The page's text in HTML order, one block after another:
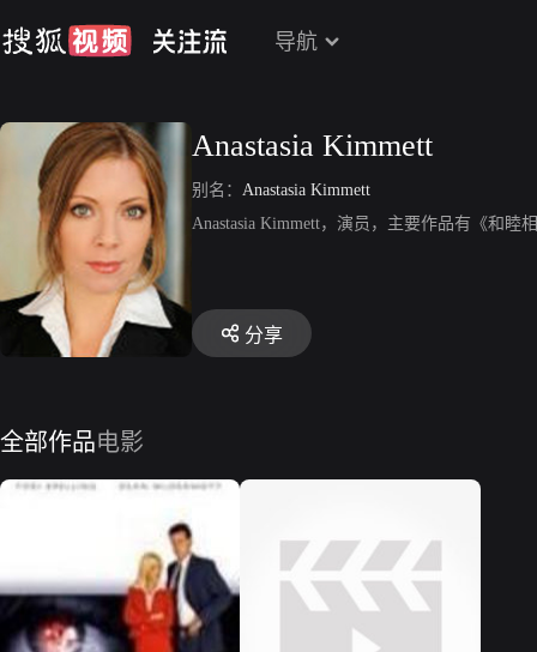
导航
Anastasia Kimmett
别名： Anastasia Kimmett
Anastasia Kimmett，演员，主要作品有《和
分享
全部作品电影